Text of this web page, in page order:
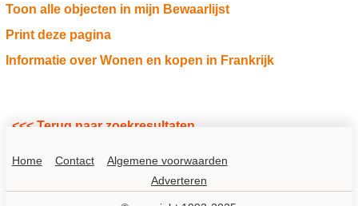
Toon alle objecten in mijn Bewaarlijst
Print deze pagina
Informatie over Wonen en kopen in Frankrijk
<<< Terug naar zoekresultaten
Home Contact
Algemene voorwaarden
Adverteren